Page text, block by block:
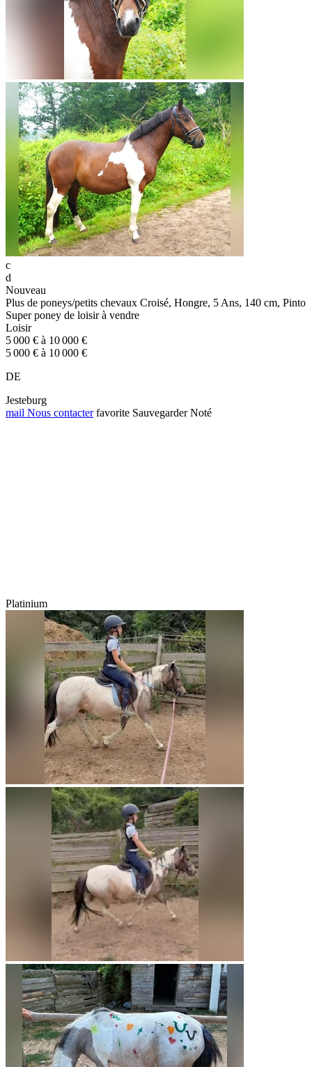
c
d
Nouveau
Plus de poneys/petits chevaux Croisé, Hongre, 5 Ans, 140 cm, Pinto
Super poney de loisir à vendre
Loisir
5 000 € à 10 000 €
5 000 € à 10 000 €
DE
Jesteburg
mail Nous contacter favorite Sauvegarder Noté
Platinium